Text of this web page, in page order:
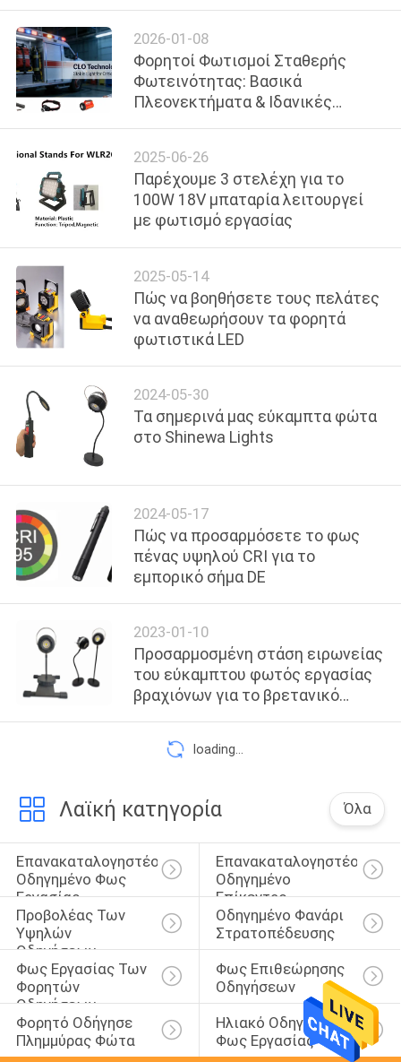
ΕΠΙΚΟΙΝΩΝΉΣΤΕ
ΜΑΖΊ
ΜΑΣ
ΕΙΔΉΣΕΙΣ
ΥΠΟΘΈΣΕΙΣ
ΧΆΡΤΗΣ
ΙΣΤΟΣΕΛΊΔΑΣ
ΠΟΛΙΤΙΚΉ
ΑΠΟΡΡΉΤΟΥ
2026-01-08
Φορητοί Φωτισμοί Σταθερής
Φωτεινότητας: Βασικά
Πλεονεκτήματα & Ιδανικές
2025-06-26
Παρέχουμε 3 στελέχη για το
100W 18V μπαταρία λειτουργεί
με φωτισμό εργασίας
2025-05-14
Πώς να βοηθήσετε τους πελάτες
να αναθεωρήσουν τα φορητά
φωτιστικά LED
2024-05-30
Τα σημερινά μας εύκαμπτα φώτα
στο Shinewa Lights
2024-05-17
Πώς να προσαρμόσετε το φως
πένας υψηλού CRI για το
εμπορικό σήμα DE
2023-01-10
Προσαρμοσμένη στάση ειρωνείας
του εύκαμπτου φωτός εργασίας
βραχιόνων για το βρετανικό
loading...
Λαϊκή κατηγορία Όλα
Επανακαταλογηστέο
Οδηγημένο Φως
Εργασίας
Επανακαταλογηστέο
Οδηγημένο
Επίκεντρο
Προβολέας Των
Υψηλών
Οδηγήσεων
Μονάδων Λούμεν
Οδηγημένο Φανάρι
Στρατοπέδευσης
Φως Εργασίας Των
Φορητών
Οδηγήσεων
Φως Επιθεώρησης
Οδηγήσεων
Φορητό Οδήγησε
Πλημμύρας Φώτα
Ηλιακό Οδηγημένο
Φως Εργασίας